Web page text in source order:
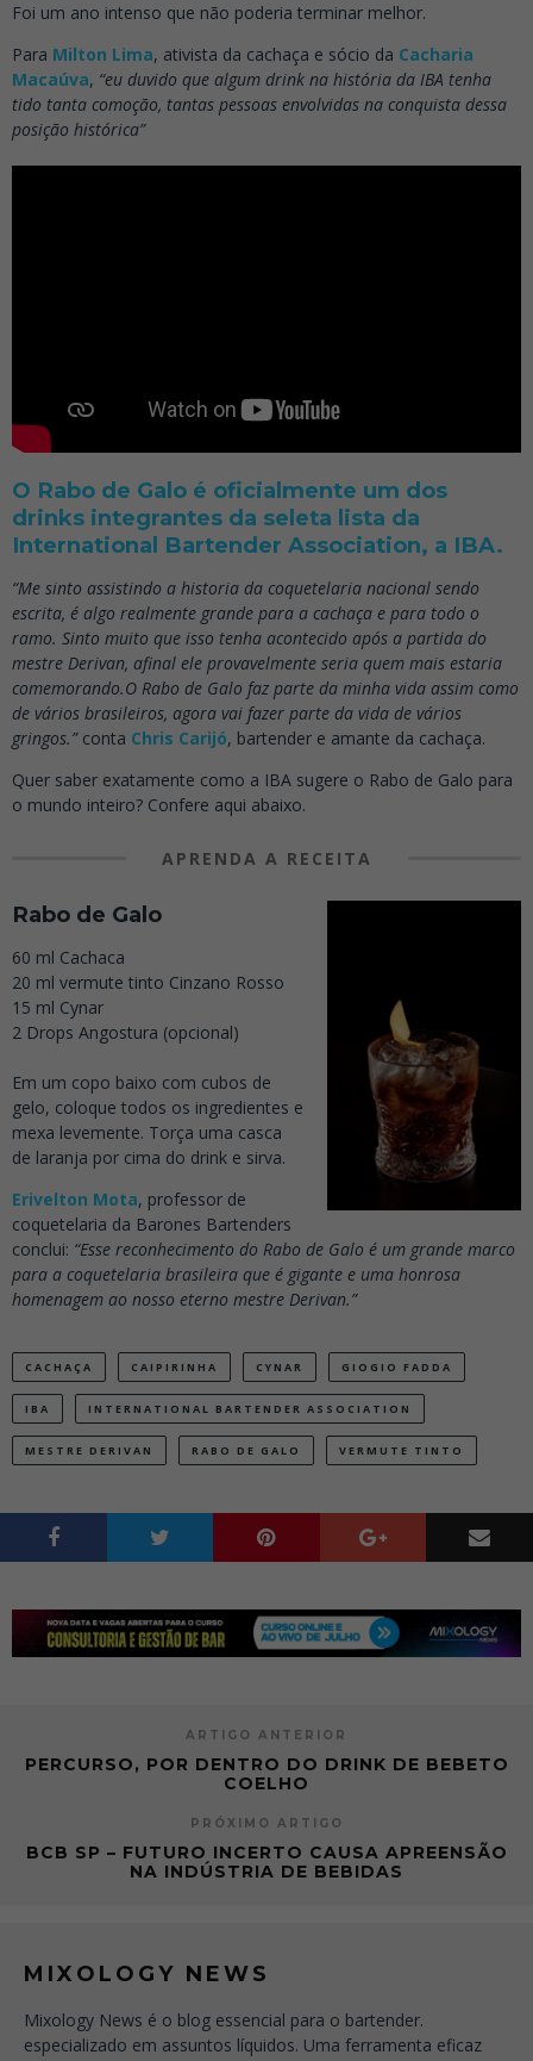
Foi um ano intenso que não poderia terminar melhor.
Para Milton Lima, ativista da cachaça e sócio da Cacharia
Macaúva, “eu duvido que algum drink na história da IBA tenha
tido tanta comoção, tantas pessoas envolvidas na conquista dessa
posição histórica”
O Rabo de Galo é oficialmente um dos
drinks integrantes da seleta lista da
International Bartender Association, a IBA.
“Me sinto assistindo a historia da coquetelaria nacional sendo
escrita, é algo realmente grande para a cachaça e para todo o
ramo. Sinto muito que isso tenha acontecido após a partida do
mestre Derivan, afinal ele provavelmente seria quem mais estaria
comemorando.O Rabo de Galo faz parte da minha vida assim como
de vários brasileiros, agora vai fazer parte da vida de vários
gringos.”conta Chris Carijó, bartender e amante da cachaça.
Quer saber exatamente como a IBA sugere o Rabo de Galo para
o mundo inteiro? Confere aqui abaixo.
APRENDA A RECEITA
Rabo de Galo
60 ml Cachaca
20 ml vermute tinto Cinzano Rosso
15 ml Cynar
2 Drops Angostura (opcional)
Em um copo baixo com cubos de
gelo, coloque todos os ingredientes e
mexa levemente. Torça uma casca
de laranja por cima do drink e sirva.
Erivelton Mota, professor de
coquetelaria da Barones Bartenders
conclui: “Esse reconhecimento do Rabo de Galo é um grande marco
para a coquetelaria brasileira que é gigante e uma honrosa
homenagem ao nosso eterno mestre Derivan.”
CACHAÇA CAIPIRINHA CYNAR GIOGIO FADDA
IBA INTERNATIONAL BARTENDER ASSOCIATION
MESTRE DERIVAN RABO DE GALO VERMUTE TINTO
ARTIGO ANTERIOR
PERCURSO, POR DENTRO DO DRINK DE BEBETO
COELHO
PRÓXIMO ARTIGO
BCB SP – FUTURO INCERTO CAUSA APREENSÃO
NA INDÚSTRIA DE BEBIDAS
MIXOLOGY NEWS
Mixology News é o blog essencial para o bartender.
especializado em assuntos líquidos. Uma ferramenta eficaz